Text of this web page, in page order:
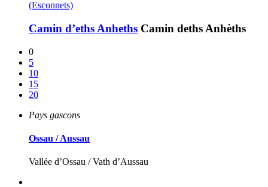
(Esconnets)
Camin d’eths Anheths Camin deths Anhèths
0
5
10
15
20
Pays gascons
Ossau / Aussau
Vallée d’Ossau / Vath d’Aussau